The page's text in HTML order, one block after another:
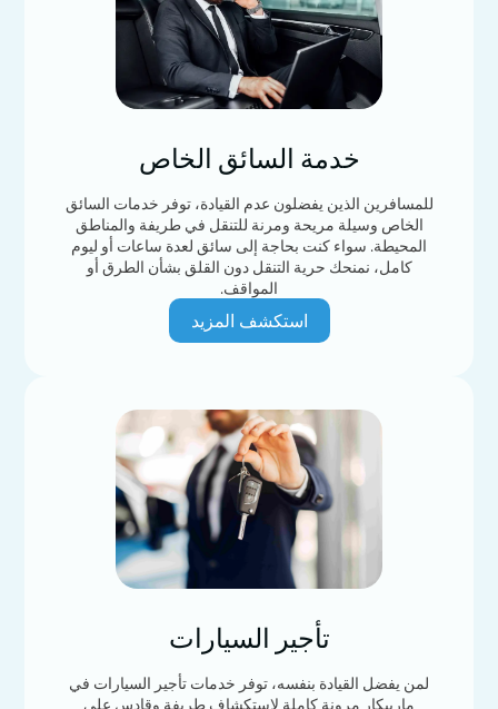
خدمة السائق الخاص
للمسافرين الذين يفضلون عدم القيادة، توفر خدمات السائق
الخاص وسيلة مريحة ومرنة للتنقل في طريفة والمناطق
المحيطة. سواء كنت بحاجة إلى سائق لعدة ساعات أو ليوم
كامل، نمنحك حرية التنقل دون القلق بشأن الطرق أو
المواقف.
استكشف المزيد
تأجير السيارات
لمن يفضل القيادة بنفسه، توفر خدمات تأجير السيارات في
ماربيكار مرونة كاملة لاستكشاف طريفة وقادس على